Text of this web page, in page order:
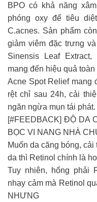
BPO có khả năng
phóng oxy để tiêu
C.acnes. Sản phẩm
giảm viêm đặc trưng
Sinensis Leaf
mang đến hiệu quả
Acne Spot Relief mang
rệt chỉ sau 24h, cải
ngăn ngừa mụn tái phát.
[#FEEDBACK] ĐỘ DA
BỌC VI NANG NHÀ
Muốn da căng bóng,
da thì Retinol chính là
Tuy nhiên, hổng phải
nhạy cảm mà Retinol
NHƯNG